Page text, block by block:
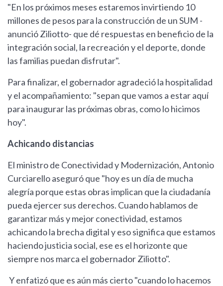
"En los próximos meses estaremos invirtiendo 10
millones de pesos para la construcción de un SUM -
anunció Ziliotto- que dé respuestas en beneficio de la
integración social, la recreación y el deporte, donde
las familias puedan disfrutar".
Para finalizar, el gobernador agradeció la hospitalidad
y el acompañamiento: "sepan que vamos a estar aquí
para inaugurar las próximas obras, como lo hicimos
hoy".
Achicando distancias
El ministro de Conectividad y Modernización, Antonio
Curciarello aseguró que "hoy es un día de mucha
alegría porque estas obras implican que la ciudadanía
pueda ejercer sus derechos. Cuando hablamos de
garantizar más y mejor conectividad, estamos
achicando la brecha digital y eso significa que estamos
haciendo justicia social, ese es el horizonte que
siempre nos marca el gobernador Ziliotto".
Y enfatizó que es aún más cierto "cuando lo hacemos